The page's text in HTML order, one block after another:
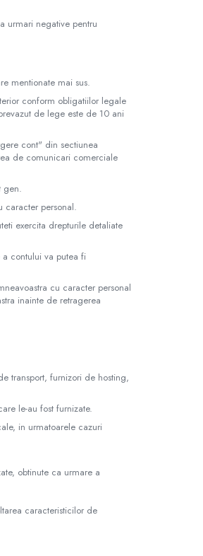
urmari negative pentru
mentionate mai sus.
conform obligatiilor legale
de lege este de 10 ani
cont" din sectiunea
de comunicari comerciale
gen.
caracter personal.
exercita drepturile detaliate
contului va putea fi
cu caracter personal
inainte de retragerea
transport, furnizori de hosting,
le-au fost furnizate.
in urmatoarele cazuri
obtinute ca urmare a
caracteristicilor de